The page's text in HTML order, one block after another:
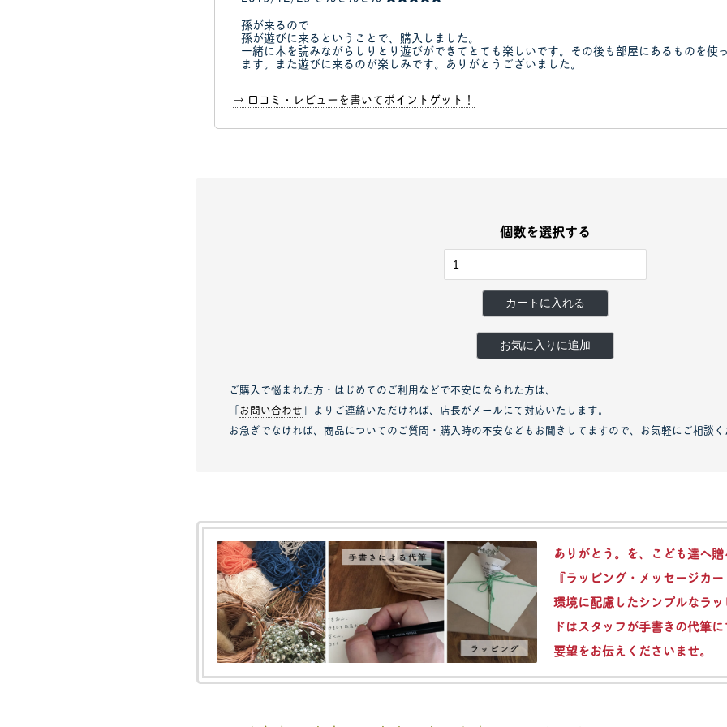
孫が来るので
孫が遊びに来るということで、購入しました。
一緒に本を読みながらしりとり遊びができてとても楽しいです。その後も部屋にあるものを使
ます。また遊びに来るのが楽しみです。ありがとうございました。
→ 口コミ・レビューを書いてポイントゲット！
個数を選択する
カートに入れる
お気に入りに追加
ご購入で悩まれた方・はじめてのご利用などで不安になられた方は、
「お問い合わせ 」よりご連絡いただければ、店長がメールにて対応いたします。
お急ぎでなければ、商品についてのご質問・購入時の不安などもお聞きしてますので、お気軽にご相談く
ありがとう。を、こども達へ贈
『ラッピング・メッセージカー
環境に配慮したシンプルなラ
ドはスタッフが手書きの代筆
要望をお伝えくださいませ。